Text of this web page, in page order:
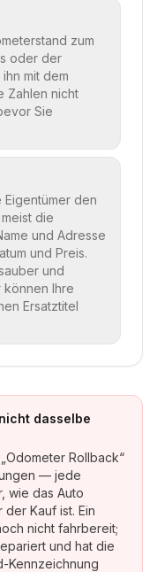
zum
oder der
mit dem
Zahlen nicht
Sie
den
die
und Adresse
und Preis.
und
Ihre
Ersatztitel
dasselbe
„Odometer Rollback“
— jede
wie das Auto
Kauf ist. Ein
nicht fahrbereit;
und hat die
Kennzeichnung